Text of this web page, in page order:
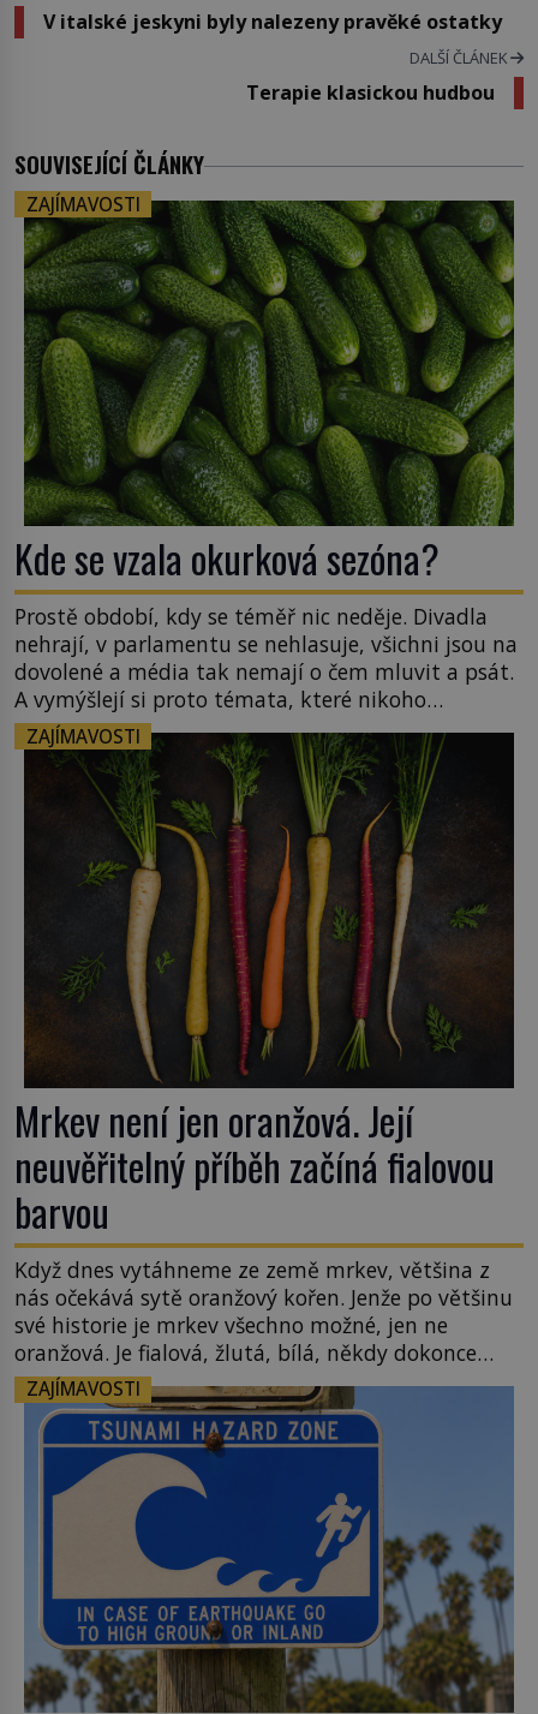
V italské jeskyni byly nalezeny pravěké ostatky
DALŠÍ ČLÁNEK
Terapie klasickou hudbou
SOUVISEJÍCÍ ČLÁNKY
ZAJÍMAVOSTI
Kde se vzala okurková sezóna?
Prostě období, kdy se téměř nic neděje. Divadla
nehrají, v parlamentu se nehlasuje, všichni jsou na
dovolené a média tak nemají o čem mluvit a psát.
A vymýšlejí si proto témata, které nikoho
nezajímají. Proč je však ona letní doba spojovaná
zrovna s okurkami? Okurkovou sezónu známe už
od poloviny 19. století, ovšem jako Češi […]
ZAJÍMAVOSTI
Mrkev není jen oranžová. Její
neuvěřitelný příběh začíná fialovou
barvou
Když dnes vytáhneme ze země mrkev, většina z
nás očekává sytě oranžový kořen. Jenže po většinu
své historie je mrkev všechno možné, jen ne
oranžová. Je fialová, žlutá, bílá, někdy dokonce
téměř černá. Až díky stovkám let pečlivého
šlechtění se z ní stává zelenina, bez které si českou
zahradu ani nedokážeme představit. Její příběh je
ZAJÍMAVOSTI